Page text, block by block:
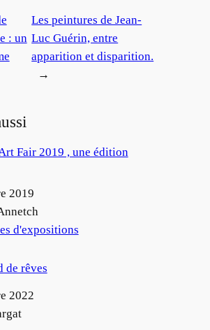
: un
Les peintures de Jean-
Luc Guérin, entre
apparition et disparition.
→
Fair 2019 , une édition
2019
àd'expositions
de rêves
2022